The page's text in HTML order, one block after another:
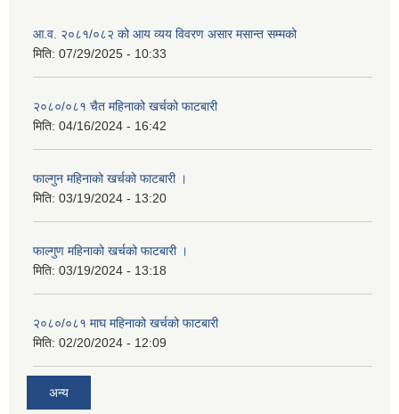
आ.व. २०८१/०८२ को आय व्यय विवरण असार मसान्त सम्मको
मिति: 07/29/2025 - 10:33
२०८०/०८१ चैत महिनाको खर्चको फाटबारी
मिति: 04/16/2024 - 16:42
फाल्गुन महिनाको खर्चको फाटबारी ।
मिति: 03/19/2024 - 13:20
फाल्गुण महिनाको खर्चको फाटबारी ।
मिति: 03/19/2024 - 13:18
२०८०/०८१ माघ महिनाको खर्चको फाटबारी
मिति: 02/20/2024 - 12:09
अन्य